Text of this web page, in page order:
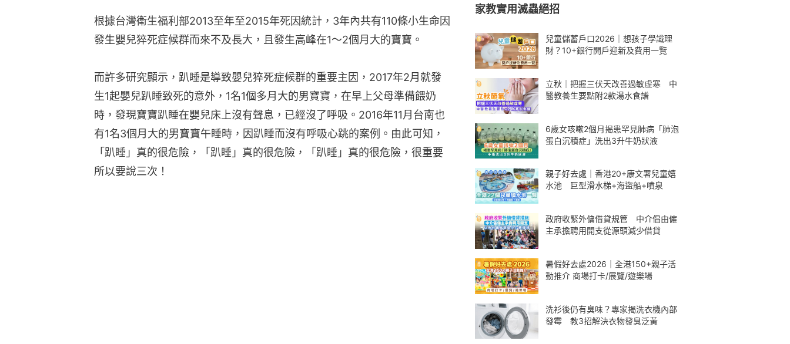
根據台灣衛生福利部2013至年至2015年死因統計，3年內共有110條小生命因
發生嬰兒猝死症候群而來不及長大，且發生高峰在1～2個月大的寶寶。
而許多研究顯示，趴睡是導致嬰兒猝死症候群的重要主因，2017年2月就發
生1起嬰兒趴睡致死的意外，1名1個多月大的男寶寶，在早上父母準備餵奶
時，發現寶寶趴睡在嬰兒床上沒有聲息，已經沒了呼吸。2016年11月台南也
有1名3個月大的男寶寶午睡時，因趴睡而沒有呼吸心跳的案例。由此可知，
「趴睡」真的很危險，「趴睡」真的很危險，「趴睡」真的很危險，很重要
所以要說三次！
家教實用滅蟲絕招
兒童儲蓄戶口2026｜想孩子學識理
財？10+銀行開戶迎新及費用一覽
立秋｜把握三伏天改善過敏虛寒 中
醫教養生要點附2款湯水食譜
6歲女咳嗽2個月揭患罕見肺病「肺泡
蛋白沉積症」洗出3升牛奶狀液
親子好去處｜香港20+康文署兒童嬉
水池 巨型滑水梯+海盜船+噴泉
政府收緊外傭借貸規管 中介倡由僱
主承擔聘用開支從源頭減少借貸
暑假好去處2026｜全港150+親子活
動推介 商場打卡/展覽/遊樂場
洗衫後仍有臭味？專家揭洗衣機內部
發霉 教3招解決衣物發臭泛黃